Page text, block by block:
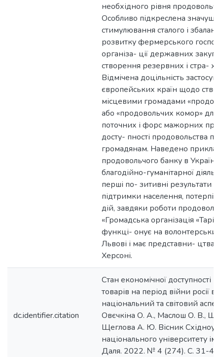
необхідного рівня
Особливо підкреслена
стимулювання сталого і
розвитку фермерського
організа- ції державних
створення резервних і стра-
Відмічена доцільність
європейських країн щодо
місцевими громадами
або «продовольчих комор»
поточних і форс мажорних
досту- пності продовольства
громадянам. Наведено
продовольчого банку в Україні
благодійно-гуманітарної
перші по- зитивні результати
підтримки населення,
дій, завдяки роботи
«Громадська організація
функці- онує на
Львові і має представни- цтва
Херсоні.
dc.identifier.citation
Стан економічної доступності
товарів на період війни росії в
національний та світовий
Овєчкіна О. А., Маслош О. В.,
Щеглова А. Ю. Вісник
національного університету
Даля. 2022. № 4 (274). С. 31-40.